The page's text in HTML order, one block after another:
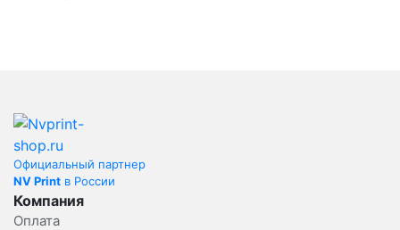
Официальный партнер
NV Print в России
Компания
Оплата